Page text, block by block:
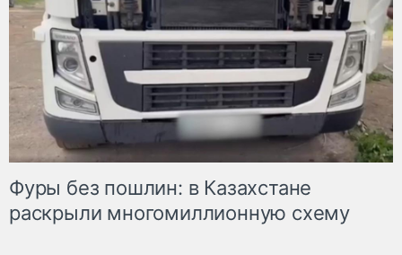
Фуры без пошлин: в Казахстане
раскрыли многомиллионную схему